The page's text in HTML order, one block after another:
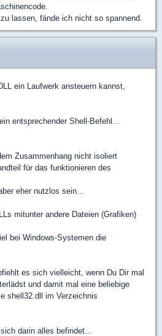
lassen, fände ich nicht so spannend.
ein Laufwerk ansteuern kannst,
entsprechender Shell-Befehl...
Zusammenhang nicht isoliert
für das funktionieren des
eher nutzlos sein...
mitunter andere Dateien (Grafiken)
bei Windows-Systemen die
es sich vielleicht, wenn Du Dir mal
und damit mal eine beliebige
shell32.dll im Verzeichnis
darin alles befindet...